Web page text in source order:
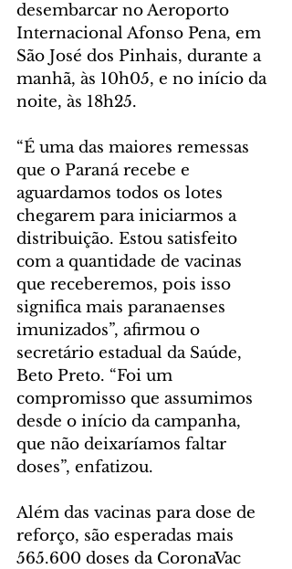
desembarcar no Aeroporto
Internacional Afonso Pena, em
São José dos Pinhais, durante a
manhã, às 10h05, e no início da
noite, às 18h25.
“É uma das maiores remessas
que o Paraná recebe e
aguardamos todos os lotes
chegarem para iniciarmos a
distribuição. Estou satisfeito
com a quantidade de vacinas
que receberemos, pois isso
significa mais paranaenses
imunizados”, afirmou o
secretário estadual da Saúde,
Beto Preto. “Foi um
compromisso que assumimos
desde o início da campanha,
que não deixaríamos faltar
doses”, enfatizou.
Além das vacinas para dose de
reforço, são esperadas mais
565.600 doses da CoronaVac